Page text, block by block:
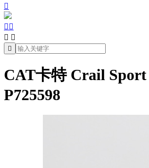

 
 

CAT卡特 Crail
P725598